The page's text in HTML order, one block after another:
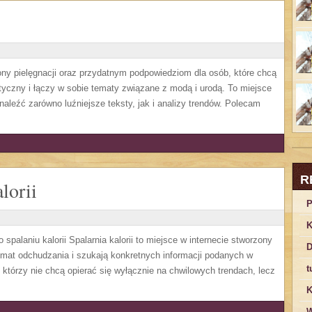
pielęgnacji oraz przydatnym podpowiedziom dla osób, które chcą
i łączy w sobie tematy związane z modą i urodą. To miejsce
zarówno luźniejsze teksty, jak i analizy trendów. Polecam
spalaniu kalorii Spalarnia kalorii to miejsce w internecie stworzony
odchudzania i szukają konkretnych informacji podanych w
nie chcą opierać się wyłącznie na chwilowych trendach, lecz